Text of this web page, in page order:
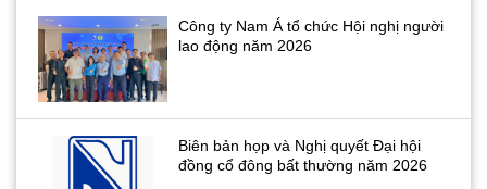
Công ty Nam Á tổ chức Hội nghị người
lao động năm 2026
Biên bản họp và Nghị quyết Đại hội
đồng cổ đông bất thường năm 2026